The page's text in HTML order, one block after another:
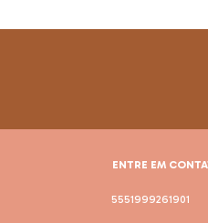
ENTRE EM
5551999261901